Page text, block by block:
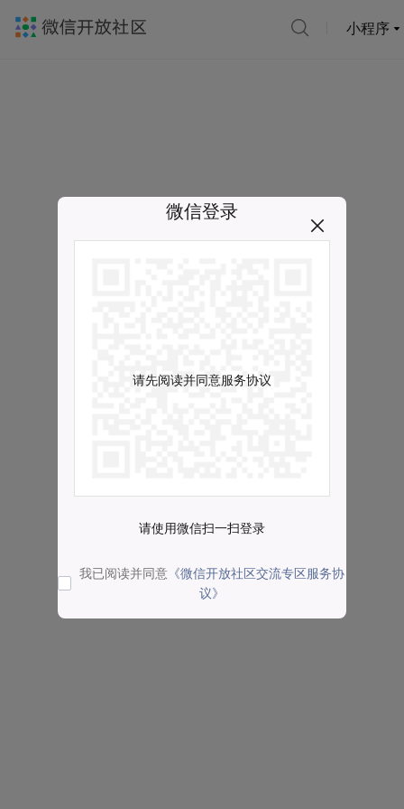
小程序
微信登录
请先阅读并同意服务协议
请使用微信扫一扫登录
我已阅读并同意 《微信开放社区交流专区服务协
议》